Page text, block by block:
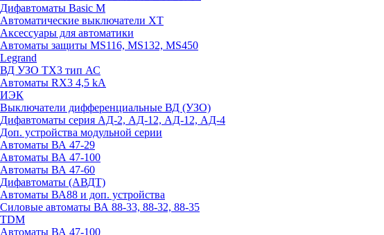
Дифавтоматы Basic M
Автоматические выключатели XT
Аксессуары для автоматики
Автоматы защиты MS116, MS132, MS450
Legrand
ВД УЗО TX3 тип АС
Автоматы RX3 4,5 kA
ИЭК
Выключатели дифференциальные ВД (УЗО)
Дифавтоматы серия АД-2, АД-12, АД-12, АД-4
Доп. устройства модульной серии
Автоматы ВА 47-29
Автоматы ВА 47-100
Автоматы ВА 47-60
Дифавтоматы (АВДТ)
Автоматы ВА88 и доп. устройства
Силовые автоматы ВА 88-33, 88-32, 88-35
TDM
Автоматы ВА 47-100